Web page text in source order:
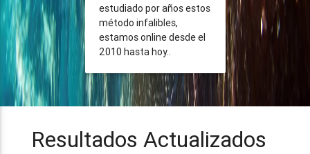
estudiado por años estos
método infalibles,
estamos online desde el
2010 hasta hoy..
Resultados Actualizados